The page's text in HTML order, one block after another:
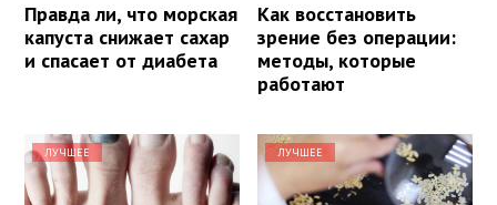
Правда ли, что морская
капуста снижает сахар
и спасает от диабета
Как восстановить
зрение без операции:
методы, которые
работают
ЛУЧШЕЕ ЛУЧШЕЕ